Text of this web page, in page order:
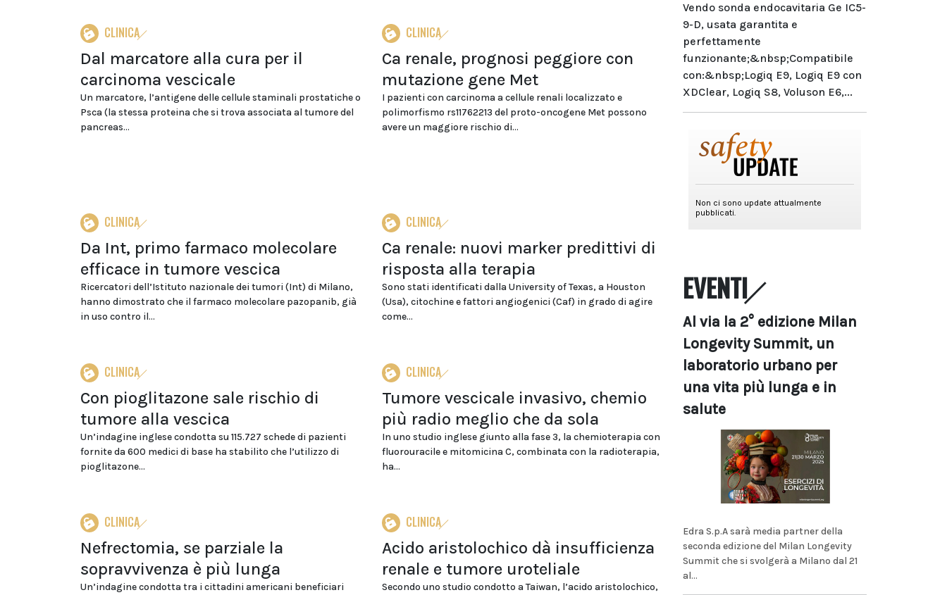
CLINICA
Dal marcatore alla cura per il
carcinoma vescicale
Un marcatore, l’antigene delle cellule staminali prostatiche o
Psca (la stessa proteina che si trova associata al tumore del
pancreas...
CLINICA
Ca renale, prognosi peggiore con
mutazione gene Met
I pazienti con carcinoma a cellule renali localizzato e
polimorfismo rs11762213 del proto-oncogene Met possono
avere un maggiore rischio di...
CLINICA
Da Int, primo farmaco molecolare
efficace in tumore vescica
Ricercatori dell’Istituto nazionale dei tumori (Int) di Milano,
hanno dimostrato che il farmaco molecolare pazopanib, già
in uso contro il...
CLINICA
Ca renale: nuovi marker predittivi di
risposta alla terapia
Sono stati identificati dalla University of Texas, a Houston
(Usa), citochine e fattori angiogenici (Caf) in grado di agire
come...
CLINICA
Con pioglitazone sale rischio di
tumore alla vescica
Un’indagine inglese condotta su 115.727 schede di pazienti
fornite da 600 medici di base ha stabilito che l’utilizzo di
pioglitazone...
CLINICA
Tumore vescicale invasivo, chemio
più radio meglio che da sola
In uno studio inglese giunto alla fase 3, la chemioterapia con
fluorouracile e mitomicina C, combinata con la radioterapia,
ha...
CLINICA
Nefrectomia, se parziale la
sopravvivenza è più lunga
Un’indagine condotta tra i cittadini americani beneficiari
CLINICA
Acido aristolochico dà insufficienza
renale e tumore uroteliale
Secondo uno studio condotto a Taiwan, l’acido aristolochico,
Vendo sonda endocavitaria Ge IC5-
9-D, usata garantita e
perfettamente
funzionante;&nbsp;Compatibile
con:&nbsp;Logiq E9, Logiq E9 con
XDClear, Logiq S8, Voluson E6,...
EVENTI
Al via la 2° edizione Milan
Longevity Summit, un
laboratorio urbano per
una vita più lunga e in
salute
Edra S.p.A sarà media partner della
seconda edizione del Milan Longevity
Summit che si svolgerà a Milano dal 21
al...